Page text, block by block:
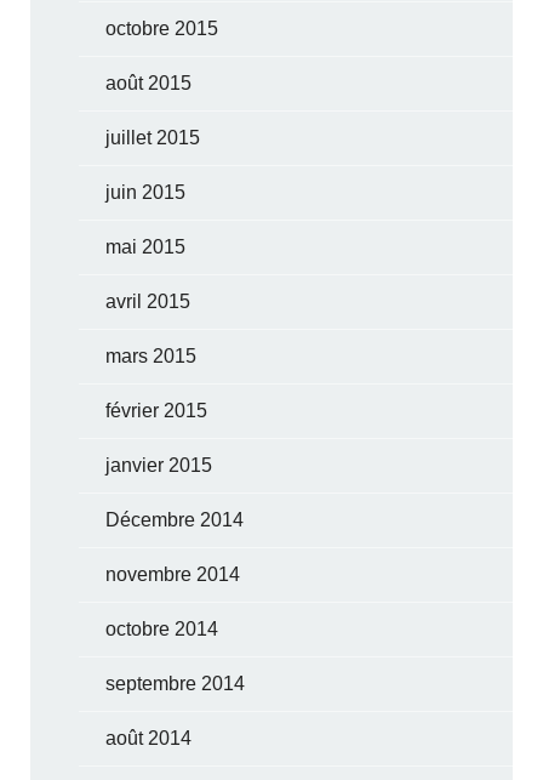
octobre 2015
août 2015
juillet 2015
juin 2015
mai 2015
avril 2015
mars 2015
février 2015
janvier 2015
Décembre 2014
novembre 2014
octobre 2014
septembre 2014
août 2014